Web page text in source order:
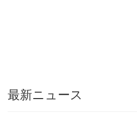
最新ニュース